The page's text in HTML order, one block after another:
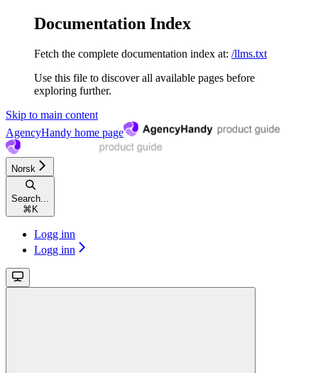
Documentation Index
Fetch the complete documentation index at: /llms.txt
Use this file to discover all available pages before
exploring further.
Skip to main content
AgencyHandy home page
Norsk
Search...
⌘ K
Logg inn
Logg inn